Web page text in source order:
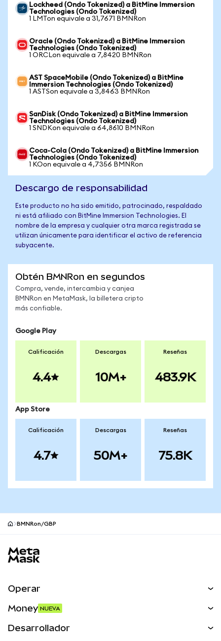
Lockheed (Ondo Tokenized) a BitMine Immersion
Technologies (Ondo Tokenized)
1 LMTon equivale a 31,7671 BMNRon
Oracle (Ondo Tokenized) a BitMine Immersion
Technologies (Ondo Tokenized)
1 ORCLon equivale a 7,8420 BMNRon
AST SpaceMobile (Ondo Tokenized) a BitMine
Immersion Technologies (Ondo Tokenized)
1 ASTSon equivale a 3,8463 BMNRon
SanDisk (Ondo Tokenized) a BitMine Immersion
Technologies (Ondo Tokenized)
1 SNDKon equivale a 64,8610 BMNRon
Coca-Cola (Ondo Tokenized) a BitMine Immersion
Technologies (Ondo Tokenized)
1 KOon equivale a 4,7356 BMNRon
Descargo de responsabilidad
Este producto no ha sido emitido, patrocinado, respaldado
ni está afiliado con BitMine Immersion Technologies. El
nombre de la empresa y cualquier otra marca registrada se
utilizan únicamente para identificar el activo de referencia
subyacente.
Obtén BMNRon en segundos
Compra, vende, intercambia y canjea
BMNRon en MetaMask, la billetera cripto
más confiable.
Google Play
Calificación
4.4
Descargas
10M+
Reseñas
483.9K
App Store
Calificación
4.7
Descargas
50M+
Reseñas
75.8K
BMNRon/GBP
Operar
Money NUEVA
Desarrollador